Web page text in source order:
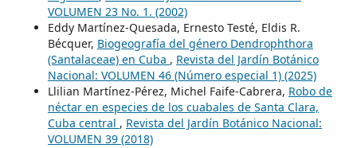
VOLUMEN 23 No. 1. (2002)
Eddy Martínez-Quesada, Ernesto Testé, Eldis R.
Bécquer, Biogeografía del género Dendrophthora
(Santalaceae) en Cuba , Revista del Jardín Botánico
Nacional: VOLUMEN 46 (Número especial 1) (2025)
Llilian Martínez-Pérez, Michel Faife-Cabrera, Robo de
néctar en especies de los cuabales de Santa Clara,
Cuba central , Revista del Jardín Botánico Nacional:
VOLUMEN 39 (2018)